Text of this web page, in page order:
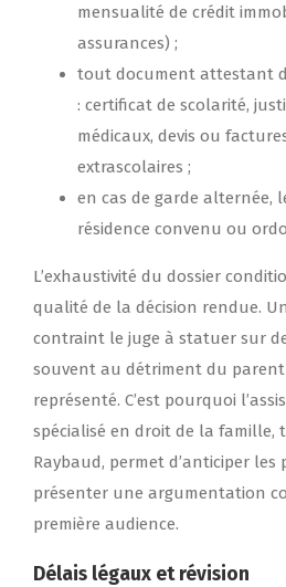
mensualité de crédit
assurances) ;
tout document attestant
: certificat de scolarité,
médicaux, devis ou
extrascolaires ;
en cas de garde alternée,
résidence convenu ou
L’exhaustivité du dossier
qualité de la décision rendue.
contraint le juge à statuer sur
souvent au détriment du parent
représenté. C’est pourquoi
spécialisé en droit de la famille,
Raybaud, permet d’anticiper les
présenter une argumentation
première audience.
Délais légaux et révision